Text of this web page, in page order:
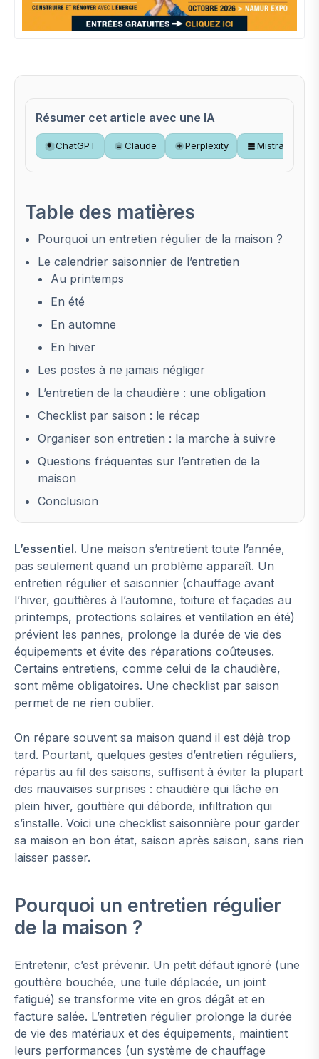
Résumer cet article avec une IA
ChatGPT Claude Perplexity Mistral
Table des matières
Pourquoi un entretien régulier de la maison ?
Le calendrier saisonnier de l’entretien
Au printemps
En été
En automne
En hiver
Les postes à ne jamais négliger
L’entretien de la chaudière : une obligation
Checklist par saison : le récap
Organiser son entretien : la marche à suivre
Questions fréquentes sur l’entretien de la
maison
Conclusion
L’essentiel. Une maison s’entretient toute l’année,
pas seulement quand un problème apparaît. Un
entretien régulier et saisonnier (chauffage avant
l’hiver, gouttières à l’automne, toiture et façades au
printemps, protections solaires et ventilation en été)
prévient les pannes, prolonge la durée de vie des
équipements et évite des réparations coûteuses.
Certains entretiens, comme celui de la chaudière,
sont même obligatoires. Une checklist par saison
permet de ne rien oublier.
On répare souvent sa maison quand il est déjà trop
tard. Pourtant, quelques gestes d’entretien réguliers,
répartis au fil des saisons, suffisent à éviter la plupart
des mauvaises surprises : chaudière qui lâche en
plein hiver, gouttière qui déborde, infiltration qui
s’installe. Voici une checklist saisonnière pour garder
sa maison en bon état, saison après saison, sans rien
laisser passer.
Pourquoi un entretien régulier
de la maison ?
Entretenir, c’est prévenir. Un petit défaut ignoré (une
gouttière bouchée, une tuile déplacée, un joint
fatigué) se transforme vite en gros dégât et en
facture salée. L’entretien régulier prolonge la durée
de vie des matériaux et des équipements, maintient
leurs performances (un système de chauffage